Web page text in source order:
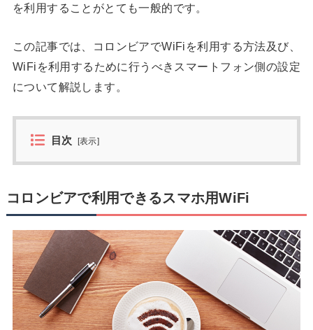
を利用することがとても一般的です。
この記事では、コロンビアでWiFiを利用する方法及び、
WiFiを利用するために行うべきスマートフォン側の設定
について解説します。
目次 [表示]
コロンビアで利用できるスマホ用WiFi